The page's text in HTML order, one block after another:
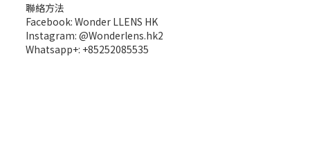
聯絡方法
Facebook: Wonder LLENS HK
Instagram: @Wonderlens.hk2
Whatsapp+: +85252085535